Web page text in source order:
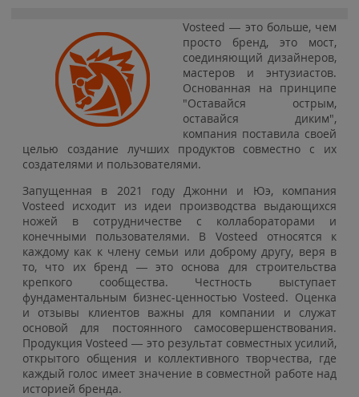
Vosteed — это больше, чем
просто бренд, это мост,
соединяющий дизайнеров,
мастеров и энтузиастов.
Основанная на принципе
"Оставайся острым,
оставайся диким",
компания поставила своей
целью создание лучших продуктов совместно с их
создателями и пользователями.
Запущенная в 2021 году Джонни и Юэ, компания
Vosteed исходит из идеи производства выдающихся
ножей в сотрудничестве с коллабораторами и
конечными пользователями. В Vosteed относятся к
каждому как к члену семьи или доброму другу, веря в
то, что их бренд — это основа для строительства
крепкого сообщества. Честность выступает
фундаментальным бизнес-ценностью Vosteed. Оценка
и отзывы клиентов важны для компании и служат
основой для постоянного самосовершенствования.
Продукция Vosteed — это результат совместных усилий,
открытого общения и коллективного творчества, где
каждый голос имеет значение в совместной работе над
историей бренда.